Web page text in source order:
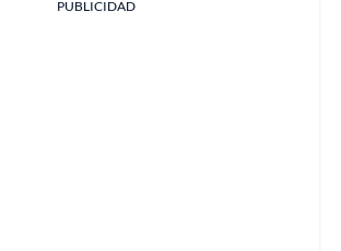
PUBLICIDAD